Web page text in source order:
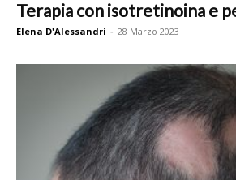
Terapia con isotretinoina e
Elena D'Alessandri - 28 Marzo 2023